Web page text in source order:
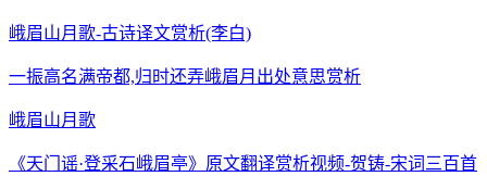
峨眉山月歌-古诗译文赏析(李白)
一振高名满帝都,归时还弄峨眉月出处意思赏析
峨眉山月歌
《天门谣·登采石峨眉亭》原文翻译赏析视频-贺铸-宋词三百首